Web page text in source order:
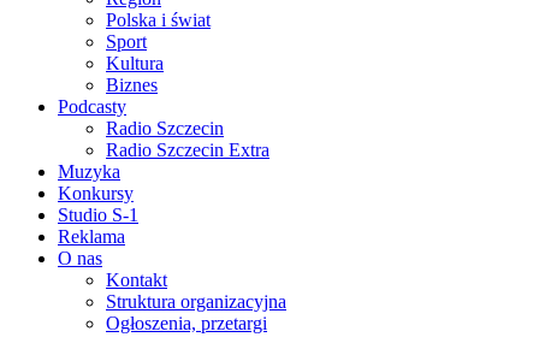
Polska i świat
Sport
Kultura
Biznes
Podcasty
Radio Szczecin
Radio Szczecin Extra
Muzyka
Konkursy
Studio S-1
Reklama
O nas
Kontakt
Struktura organizacyjna
Ogłoszenia, przetargi